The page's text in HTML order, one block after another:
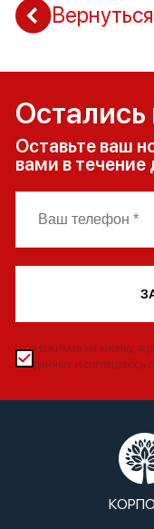
Оставьте ваш
вами в течение
Нажимая на кнопку, я
данных и соглашаюсь